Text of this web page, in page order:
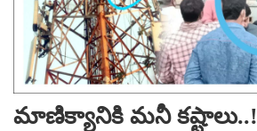
మాణిక్యానికి మ‌నీ క‌ష్టాలు..!